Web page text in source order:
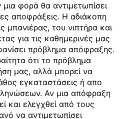
μια φορά θα αντιμετωπίσει
αποφράξεις. Η αδιάκοπη
μπανιέρας, του νιπτήρα και
για τις καθημερινές μας
πρόβλημα απόφραξης.
ότι το πρόβλημα
μας, αλλά μπορεί να
εγκαταστάσεις ή απο
Αν μια απόφραξη
και ελεγχθεί από τους
να αντιμετωπίσει